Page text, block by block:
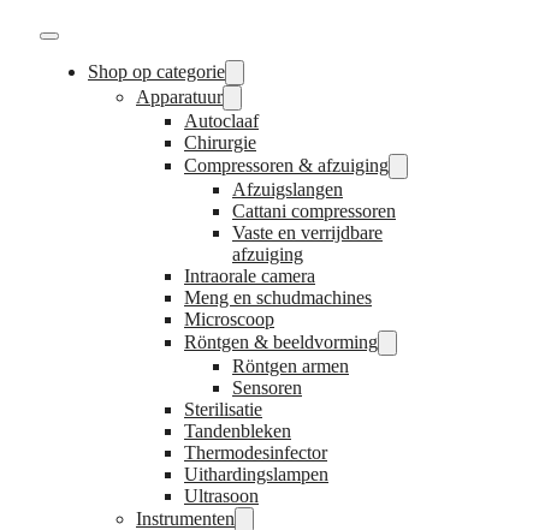
Shop op categorie
Apparatuur
Autoclaaf
Chirurgie
Compressoren & afzuiging
Afzuigslangen
Cattani compressoren
Vaste en verrijdbare
afzuiging
Intraorale camera
Meng en schudmachines
Microscoop
Röntgen & beeldvorming
Röntgen armen
Sensoren
Sterilisatie
Tandenbleken
Thermodesinfector
Uithardingslampen
Ultrasoon
Instrumenten